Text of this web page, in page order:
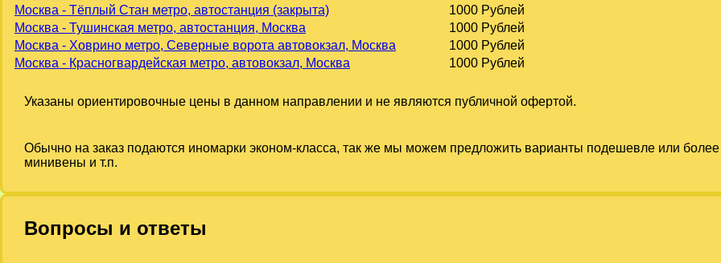
Москва - Тёплый Стан метро, автостанция (закрыта)
1000 Рублей
Москва - Тушинская метро, автостанция, Москва
1000 Рублей
Москва - Ховрино метро, Северные ворота автовокзал, Москва
1000 Рублей
Москва - Красногвардейская метро, автовокзал, Москва
1000 Рублей
Указаны ориентировочные цены в данном направлении и не являются публичной офертой.
Обычно на заказ подаются иномарки эконом-класса, так же мы можем предложить варианты подешевле или
минивены и т.п.
Вопросы и ответы